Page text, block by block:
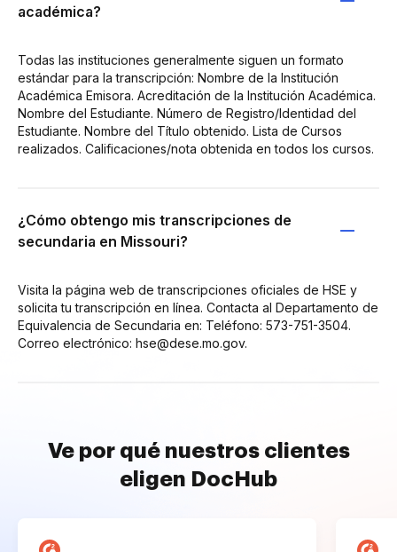
académica?
Todas las instituciones generalmente siguen un formato
estándar para la transcripción: Nombre de la Institución
Académica Emisora. Acreditación de la Institución Académica.
Nombre del Estudiante. Número de Registro/Identidad del
Estudiante. Nombre del Título obtenido. Lista de Cursos
realizados. Calificaciones/nota obtenida en todos los cursos.
¿Cómo obtengo mis transcripciones de
secundaria en Missouri?
Visita la página web de transcripciones oficiales de HSE y
solicita tu transcripción en línea. Contacta al Departamento de
Equivalencia de Secundaria en: Teléfono: 573-751-3504.
Correo electrónico: hse@dese.mo.gov.
Ve por qué nuestros clientes
eligen DocHub